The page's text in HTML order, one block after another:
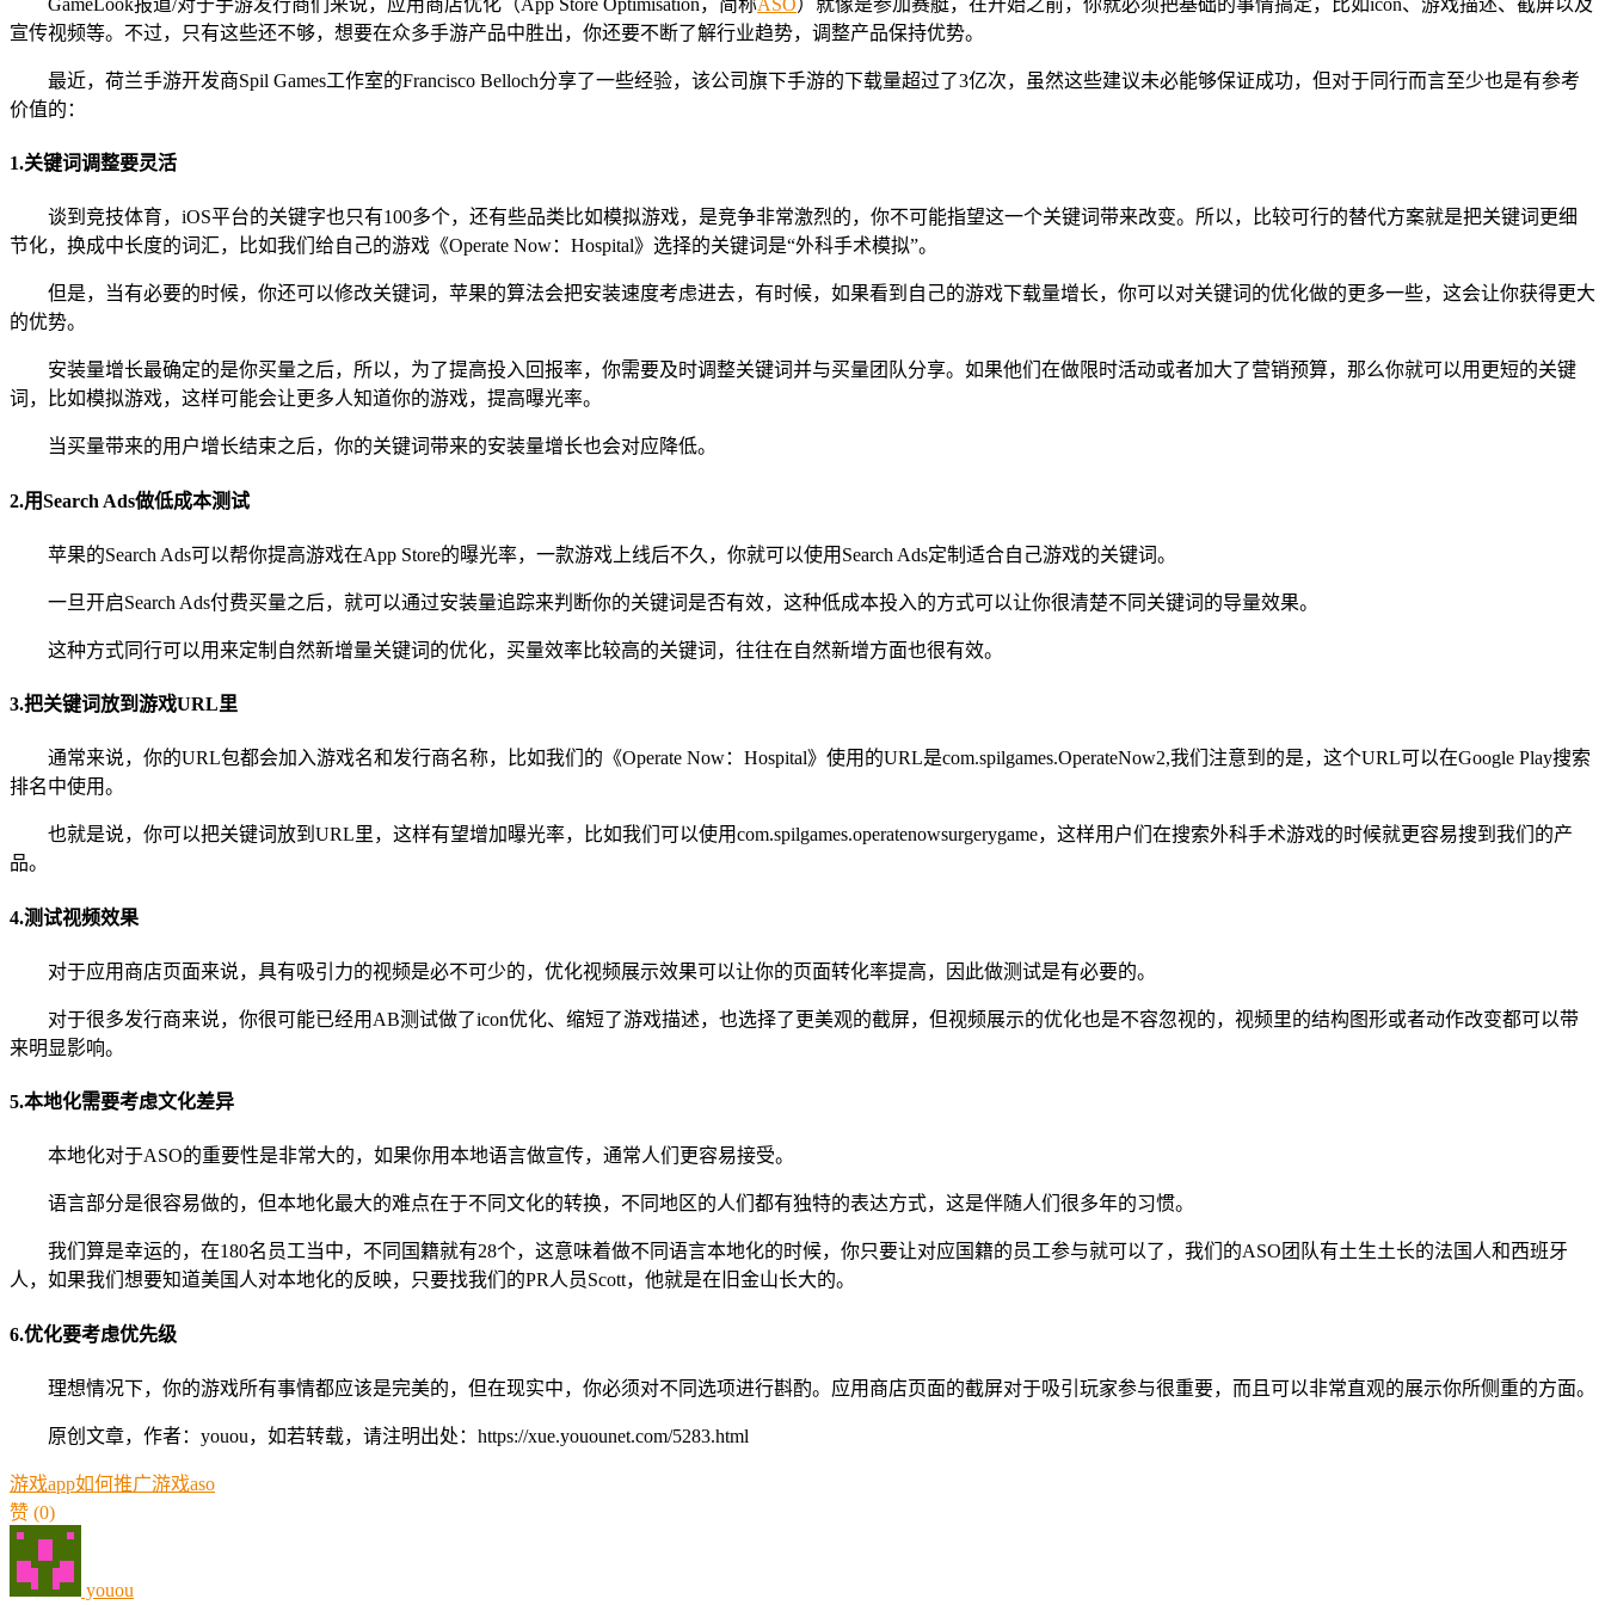
宣传视频等。不过，只有这些还不够，想要在众多手游产品中胜出，你还要不断了解行业趋势，调整产品保持优势。
最近，荷兰手游开发商Spil Games工作室的Francisco Belloch分享了一些经验，该公司旗下手游的下载量超过了3亿次，虽然这些建议未必能够保证成功，但对于同行而言至少也是有参考
价值的：
1.关键词调整要灵活
谈到竞技体育，iOS平台的关键字也只有100多个，还有些品类比如模拟游戏，是竞争非常激烈的，你不可能指望这一个关键词带来改变。所以，比较可行的替代方案就是把关键词更细
节化，换成中长度的词汇，比如我们给自己的游戏《Operate Now：Hospital》选择的关键词是“外科手术模拟”。
但是，当有必要的时候，你还可以修改关键词，苹果的算法会把安装速度考虑进去，有时候，如果看到自己的游戏下载量增长，你可以对关键词的优化做的更多一些，这会让你获得更大
的优势。
安装量增长最确定的是你买量之后，所以，为了提高投入回报率，你需要及时调整关键词并与买量团队分享。如果他们在做限时活动或者加大了营销预算，那么你就可以用更短的关键
词，比如模拟游戏，这样可能会让更多人知道你的游戏，提高曝光率。
当买量带来的用户增长结束之后，你的关键词带来的安装量增长也会对应降低。
2.用Search Ads做低成本测试
苹果的Search Ads可以帮你提高游戏在App Store的曝光率，一款游戏上线后不久，你就可以使用Search Ads定制适合自己游戏的关键词。
一旦开启Search Ads付费买量之后，就可以通过安装量追踪来判断你的关键词是否有效，这种低成本投入的方式可以让你很清楚不同关键词的导量效果。
这种方式同行可以用来定制自然新增量关键词的优化，买量效率比较高的关键词，往往在自然新增方面也很有效。
3.把关键词放到游戏URL里
通常来说，你的URL包都会加入游戏名和发行商名称，比如我们的《Operate Now：Hospital》使用的URL是com.spilgames.OperateNow2,我们注意到的是，这个URL可以在Google Play搜索
排名中使用。
也就是说，你可以把关键词放到URL里，这样有望增加曝光率，比如我们可以使用com.spilgames.operatenowsurgerygame，这样用户们在搜索外科手术游戏的时候就更容易搜到我们的产
品。
4.测试视频效果
对于应用商店页面来说，具有吸引力的视频是必不可少的，优化视频展示效果可以让你的页面转化率提高，因此做测试是有必要的。
对于很多发行商来说，你很可能已经用AB测试做了icon优化、缩短了游戏描述，也选择了更美观的截屏，但视频展示的优化也是不容忽视的，视频里的结构图形或者动作改变都可以带
来明显影响。
5.本地化需要考虑文化差异
本地化对于ASO的重要性是非常大的，如果你用本地语言做宣传，通常人们更容易接受。
语言部分是很容易做的，但本地化最大的难点在于不同文化的转换，不同地区的人们都有独特的表达方式，这是伴随人们很多年的习惯。
我们算是幸运的，在180名员工当中，不同国籍就有28个，这意味着做不同语言本地化的时候，你只要让对应国籍的员工参与就可以了，我们的ASO团队有土生土长的法国人和西班牙
人，如果我们想要知道美国人对本地化的反映，只要找我们的PR人员Scott，他就是在旧金山长大的。
6.优化要考虑优先级
理想情况下，你的游戏所有事情都应该是完美的，但在现实中，你必须对不同选项进行斟酌。应用商店页面的截屏对于吸引玩家参与很重要，而且可以非常直观的展示你所侧重的方面。
原创文章，作者：youou，如若转载，请注明出处：https://xue.youounet.com/5283.html
游戏app如何推广游戏aso
赞 (0)
youou